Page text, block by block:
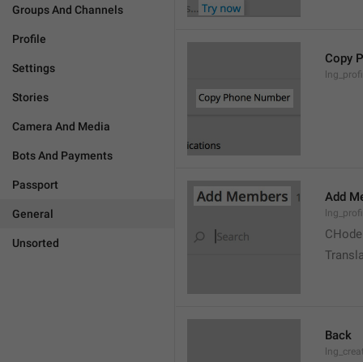
Groups And Channels
Profile
Settings
Stories
Camera And Media
Bots And Payments
Passport
General
Unsorted
Copy
Add
Back